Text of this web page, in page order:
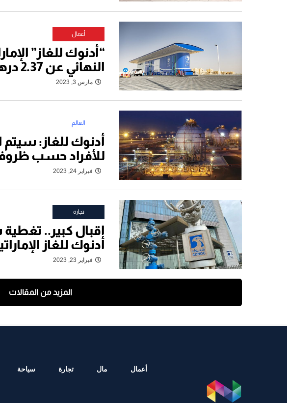
أعمال
“أدنوك للغاز”
النهائي عن 2.37 درهم للسهم
مارس 3, 2023
العالم
أدنوك للغاز:
للأفراد حسب
فبراير 24, 2023
تجارة
اقبال كبير..
أدنوك للغاز
فبراير 23, 2023
المزيد من المقالات
أعمال مال تجارة سياحة